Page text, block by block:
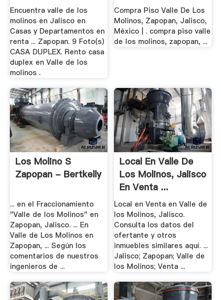
Encuentra valle de los
molinos en Jalisco en
Casas y Departamentos en
renta ... Zapopan. 9 Foto(s)
CASA DUPLEX. Rento casa
duplex en Valle de los
molinos .
Compra Piso Valle De Los
Molinos, Zapopan, Jalisco,
México | . compra piso valle
de los molinos, zapopan, ...
Los Molino S
Zapopan - Bertkelly
... en el Fraccionamiento
"Valle de los Molinos" en
Zapopan, Jalisco. ... En
Valle de Los Molinos en
Zapopan, ... Según los
comentarios de nuestros
ingenieros de ...
Local En Valle De
Los Molinos, Jalisco
En Venta ...
Local en Venta en Valle de
los Molinos, Jalisco.
Consulta los datos del
ofertante y otros
inmuebles similares aquí. ...
Jalisco; Zapopan; Valle de
los Molinos; Venta ...